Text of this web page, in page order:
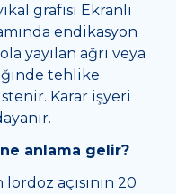
grafisi Ekranlı
endikasyon
yayılan ağrı veya
tehlike
Karar işyeri
anlama gelir?
açısının 20